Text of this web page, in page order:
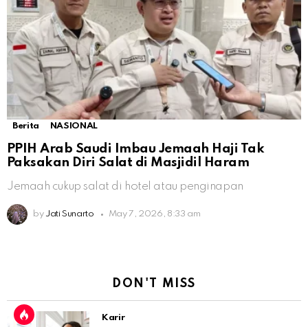
Berita NASIONAL
PPIH Arab Saudi Imbau Jemaah Haji Tak
Paksakan Diri Salat di Masjidil Haram
Jemaah cukup salat di hotel atau penginapan
by Jati Sunarto May 7, 2026, 8:33 am
DON'T MISS
Karir